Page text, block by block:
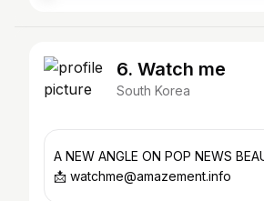
6. Watch me
South Korea
A NEW ANGLE ON POP NEWS
📩 watchme@amazement.info